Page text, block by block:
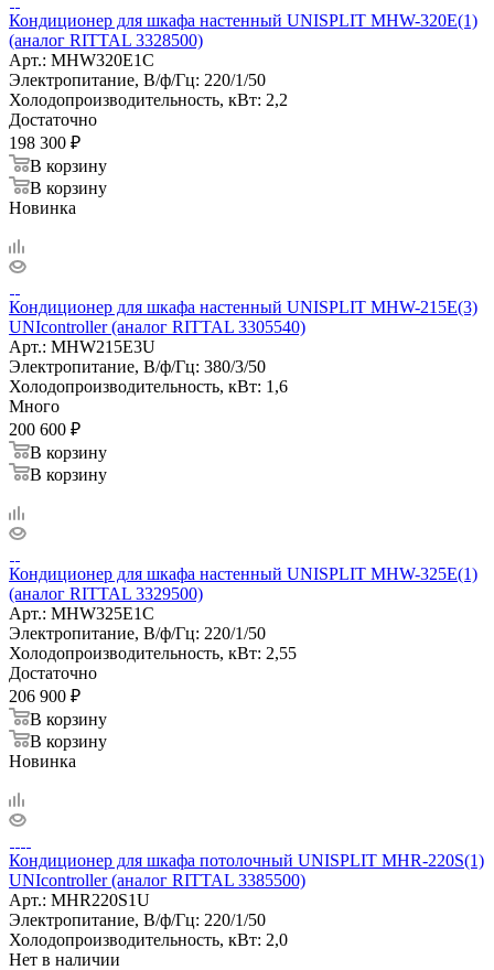
Кондиционер для шкафа настенный UNISPLIT MHW-320E(1)
(аналог RITTAL 3328500)
Арт.: MHW320E1С
Электропитание, В/ф/Гц: 220/1/50
Холодопроизводительность, кВт: 2,2
Достаточно
198 300 ₽
В корзину
В корзину
Новинка
Кондиционер для шкафа настенный UNISPLIT MHW-215E(3)
UNIcontroller (аналог RITTAL 3305540)
Арт.: MHW215E3U
Электропитание, В/ф/Гц: 380/3/50
Холодопроизводительность, кВт: 1,6
Много
200 600 ₽
В корзину
В корзину
Кондиционер для шкафа настенный UNISPLIT MHW-325E(1)
(аналог RITTAL 3329500)
Арт.: MHW325E1С
Электропитание, В/ф/Гц: 220/1/50
Холодопроизводительность, кВт: 2,55
Достаточно
206 900 ₽
В корзину
В корзину
Новинка
Кондиционер для шкафа потолочный UNISPLIT MHR-220S(1)
UNIcontroller (аналог RITTAL 3385500)
Арт.: MHR220S1U
Электропитание, В/ф/Гц: 220/1/50
Холодопроизводительность, кВт: 2,0
Нет в наличии